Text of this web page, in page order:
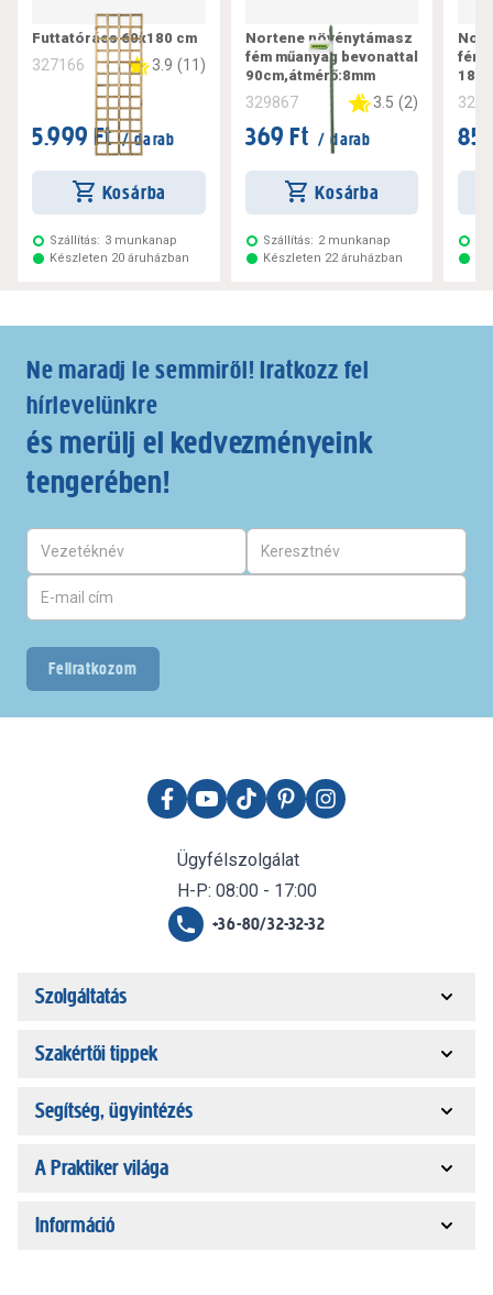
Futtatórács 60x180 cm
327166 3.9 (11)
5.999 Ft / darab
Kosárba
Szállítás: 3 munkanap
Készleten 20 áruházban
Nortene növénytámasz
fém műanyag bevonattal
90cm,átmérő:8mm
329867 3.5 (2)
369 Ft / darab
Kosárba
Szállítás: 2 munkanap
Készleten 22 áruházban
fém
Ne maradj le semmiről! Iratkozz fel
hírlevelünkre
és merülj el kedvezményeink
tengerében!
Feliratkozom
Ügyfélszolgálat
H-P: 08:00 - 17:00
+36-80/32-32-32
Szolgáltatás
Szakértői tippek
Segítség, ügyintézés
A Praktiker világa
Információ